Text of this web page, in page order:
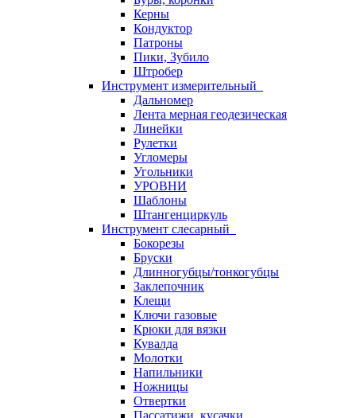
Керны
Кондуктор
Патроны
Пики, Зубило
Штробер
Инструмент измерительный
Дальномер
Лента мерная геодезическая
Линейки
Рулетки
Угломеры
Угольники
УРОВНИ
Шаблоны
Штангенциркуль
Инструмент слесарный
Бокорезы
Бруски
Длинногубцы/тонкогубцы
Заклепочник
Клещи
Ключи газовые
Крюки для вязки
Кувалда
Молотки
Напильники
Ножницы
Отвертки
Пассатижи, кусачки